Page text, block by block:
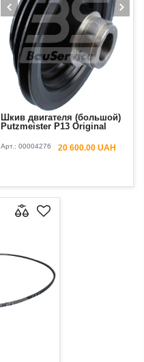
Шкив двигателя (большой)
Putzmeister P13 Original
Арт.: 00004276 20 600.00 UAH